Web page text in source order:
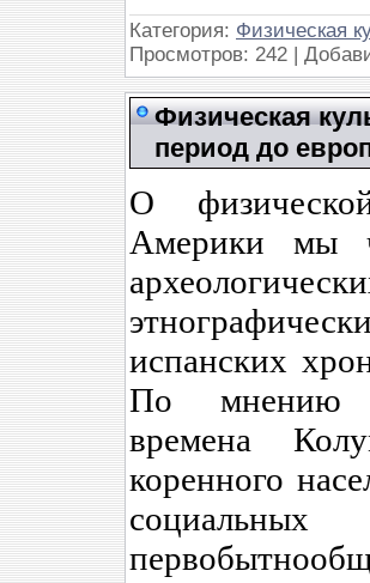
Категория: Физическая
Просмотров: 242 |
Физическая
период до
О
Америки мы
испанских
По мнению
времена
коренного